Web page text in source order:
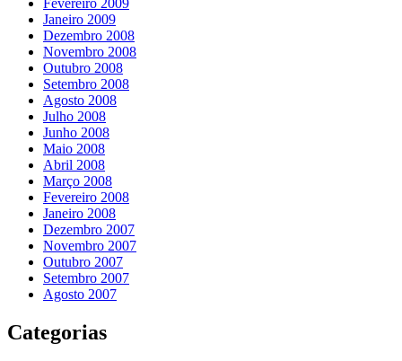
Fevereiro 2009
Janeiro 2009
Dezembro 2008
Novembro 2008
Outubro 2008
Setembro 2008
Agosto 2008
Julho 2008
Junho 2008
Maio 2008
Abril 2008
Março 2008
Fevereiro 2008
Janeiro 2008
Dezembro 2007
Novembro 2007
Outubro 2007
Setembro 2007
Agosto 2007
Categorias